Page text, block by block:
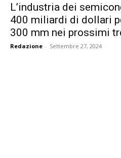
L’industria dei
400 miliardi di dollari
300 mm nei prossimi
Redazione - Settembre 27, 2024